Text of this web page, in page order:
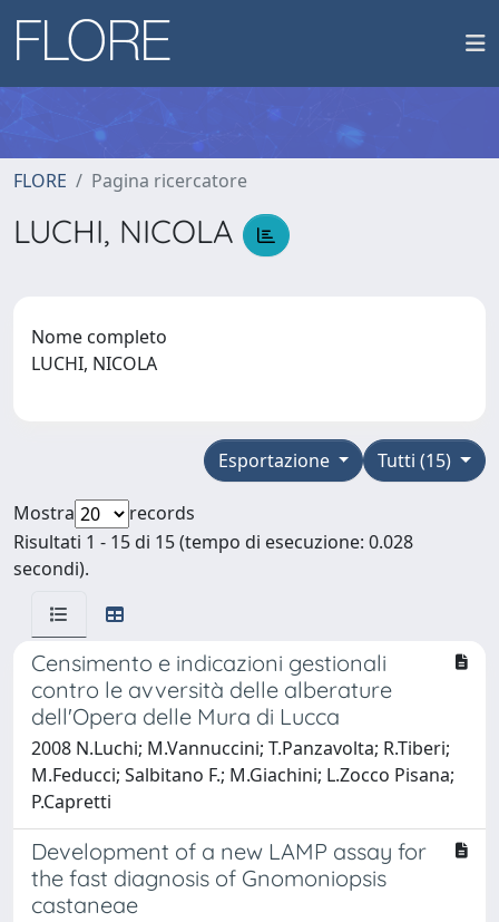
FLORE Pagina ricercatore
LUCHI, NICOLA
Nome completo
LUCHI, NICOLA
Tutti (15)
Esportazione
Mostra
records
Risultati 1 - 15 di 15 (tempo di esecuzione: 0.028
secondi).
Censimento e indicazioni gestionali
contro le avversità delle alberature
dell'Opera delle Mura di Lucca
2008 N.Luchi; M.Vannuccini; T.Panzavolta; R.Tiberi;
M.Feducci; Salbitano F.; M.Giachini; L.Zocco Pisana;
P.Capretti
Development of a new LAMP assay for
the fast diagnosis of Gnomoniopsis
castaneae